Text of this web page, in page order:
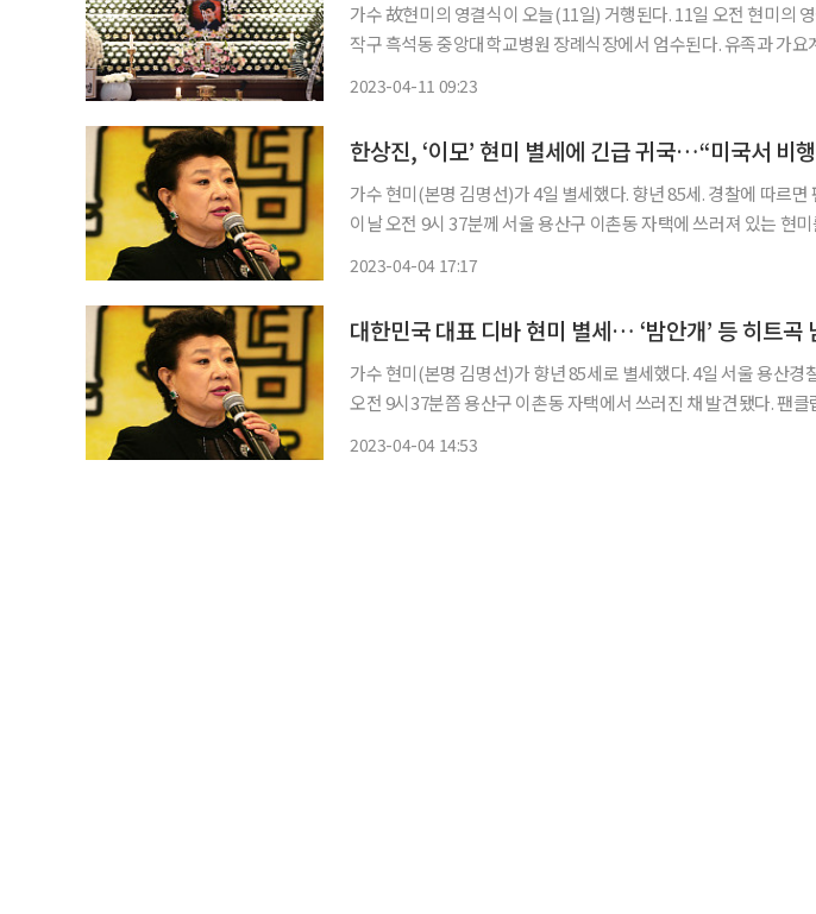
가수 故현미의 영결식이 오늘(11일) 거행된다. 11일 오전 현미의 영결식과 발인식이 서울 동
작구 흑석동 중앙대학교병원 장례식장에서 엄수된다. 유족과 가요
2023-04-11 09:23
한상진, ‘이모’ 현미 별세에 긴급 귀국…“미국서 비
가수 현미(본명 김명선)가 4일 별세했다. 향년 85세. 경찰에 따르면 팬클럽 회장인 김 모 씨는
이날 오전 9시 37분께 서울 용산구 이촌동 자택에 쓰러져 있는 현
2023-04-04 17:17
대한민국 대표 디바 현미 별세… ‘밤안개’ 등 히트곡
가수 현미(본명 김명선)가 향년 85세로 별세했다. 4일 서울 용산경찰서에 따르면 현미는 이날
오전 9시37분쯤 용산구 이촌동 자택에서 쓰러진 채 발견됐다. 팬
2023-04-04 14:53